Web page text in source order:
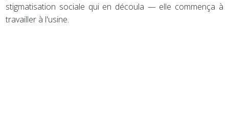
stigmatisation sociale qui en découla — elle commença à
travailler à l'usine.